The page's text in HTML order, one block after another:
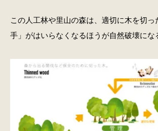
この人工林や里山の森は、適切に木を切っ
手」がはいらなくなるほうが自然破壊にな